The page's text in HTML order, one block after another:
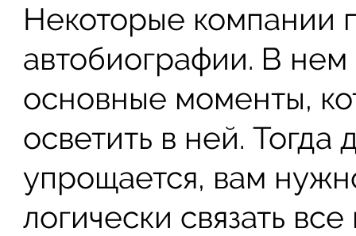
Некоторые компании
автобиографии. В
основные моменты,
осветить в ней.
упрощается, вам
логически связать